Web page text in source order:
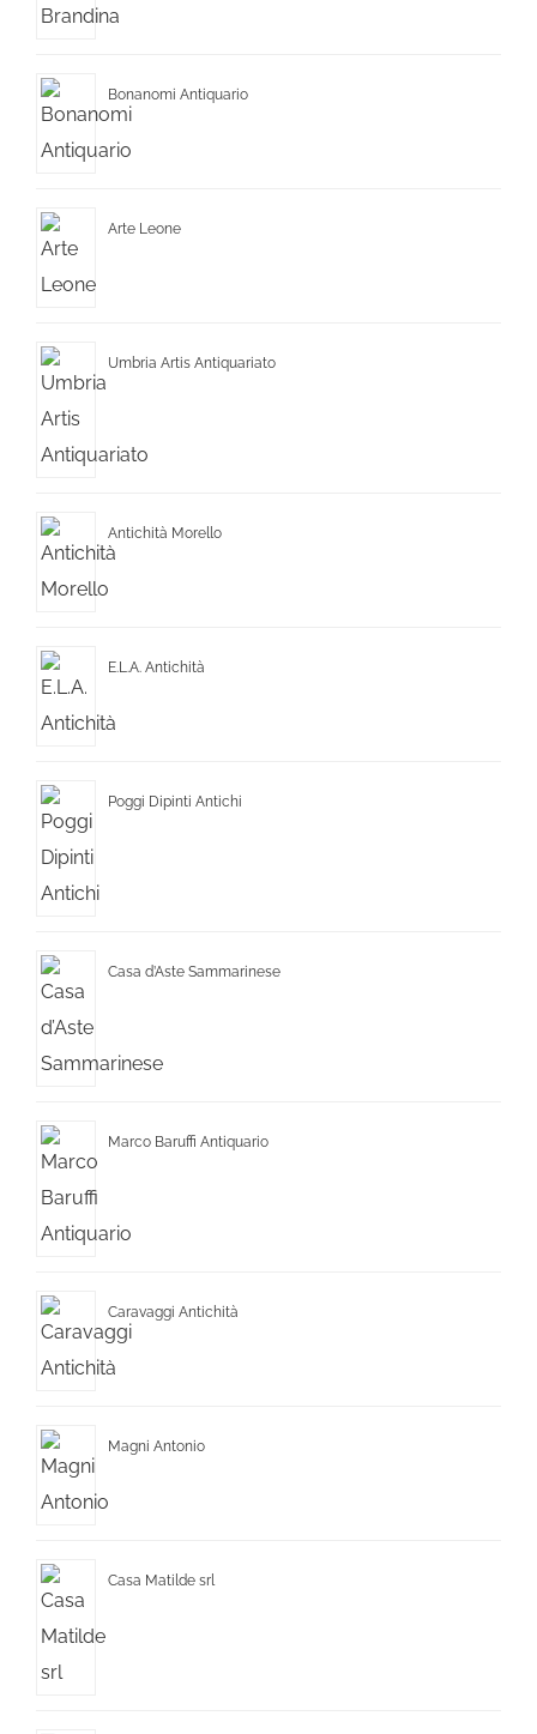
Bonanomi Antiquario
Arte Leone
Umbria Artis Antiquariato
Antichità Morello
E.L.A. Antichità
Poggi Dipinti Antichi
Casa d’Aste Sammarinese
Marco Baruffi Antiquario
Caravaggi Antichità
Magni Antonio
Casa Matilde srl